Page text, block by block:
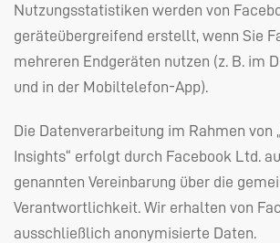
Nutzungsstatistiken werden von
geräteübergreifend erstellt, wenn Sie
mehreren Endgeräten nutzen (z. B. im
und in der Mobiltelefon-App).
Die Datenverarbeitung im Rahmen von
Insights“ erfolgt durch Facebook Ltd.
genannten Vereinbarung über die
Verantwortlichkeit. Wir erhalten von
ausschließlich anonymisierte Daten.